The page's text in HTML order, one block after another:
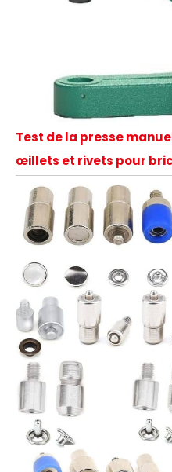
Test de la presse
œillets et rivets pour